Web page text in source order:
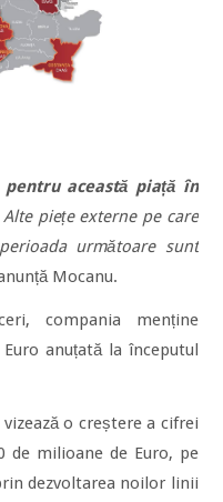
această piață în
Alte piețe externe pe care
următoare sunt
Mocanu.
compania menține
anuțată la începutul
o creștere a cifrei
de milioane de Euro, pe
dezvoltarea noilor linii